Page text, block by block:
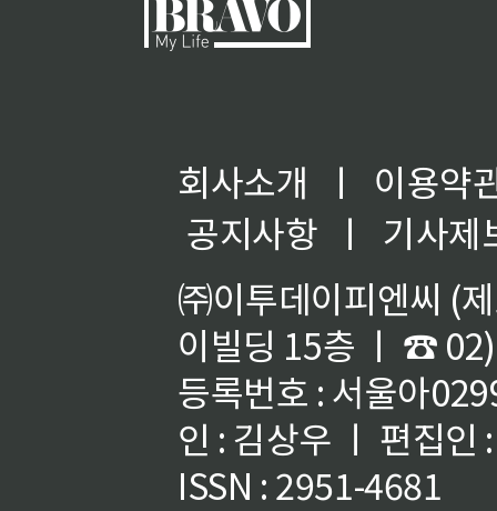
회사소개 ㅣ
이용약
공지사항
ㅣ
기사제
㈜이투데이피엔씨 (
이빌딩 15층 ㅣ ☎
등록번호 : 서울아
인 : 김상우 ㅣ 편집인
ISSN : 2951-4681